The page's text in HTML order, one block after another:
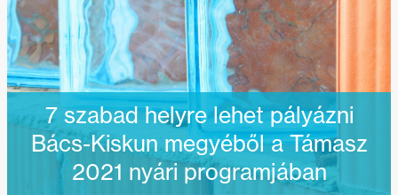
7 szabad helyre lehet pályázni
Bács-Kiskun megyéből a Támasz
2021 nyári programjában